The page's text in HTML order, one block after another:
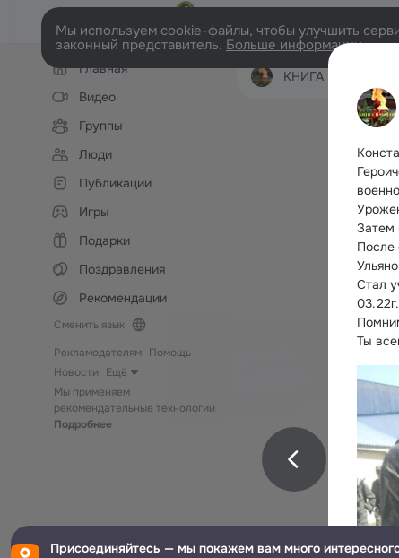
Затем
После
Стал
Ты
Мы используем cookie-файлы, чтобы улучшить
законный представитель. Больше информации
Левая
колонкаГлавная
Видео
Группы
Люди
Публикации
Игры
Подарки
Поздравления
Рекомендации
Сменить язык
Рекламодателям Помощь
Новости
Ещё
Мы применяем
рекомендательные технологии
Подробнее
КНИГА ПАМЯТИ
Присоединяйтесь — мы покажем вам много